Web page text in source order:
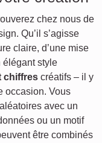
chez nous de
Qu’il s’agisse
claire, d’une mise
élégant style
chiffres créatifs – il y
occasion. Vous
avec un
ou un motif
être combinés